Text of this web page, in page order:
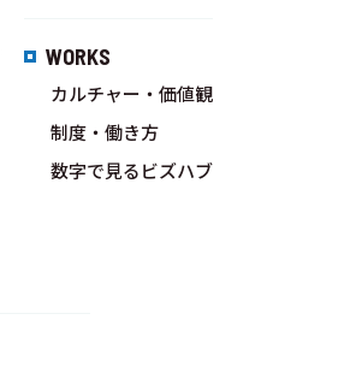
WORKS
カルチャー・価値観
制度・働き方
数字で見るビズハブ